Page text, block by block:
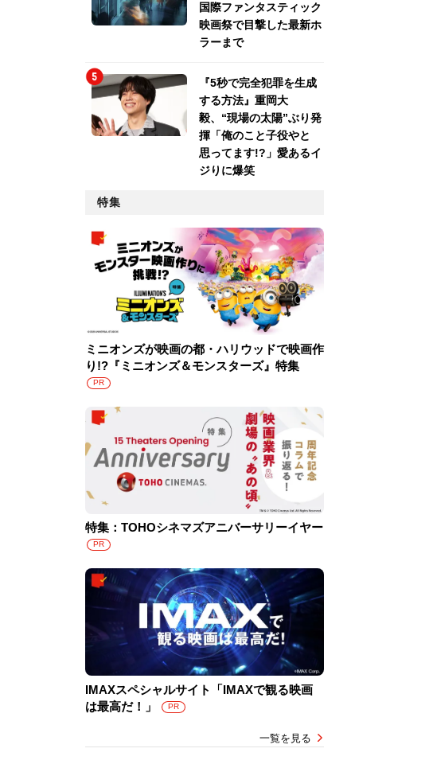
国際ファンタスティック
映画祭で目撃した最新ホ
ラーまで
『5秒で完全犯罪を生成
する方法』重岡大
毅、“現場の太陽”ぶり発
揮「俺のこと子役やと
思ってます!?」愛あるイ
ジりに爆笑
特集
ミニオンズが映画の都・ハリウッドで映画作
り!?『ミニオンズ＆モンスターズ』特集
PR
特集：TOHOシネマズアニバーサリーイヤー
PR
IMAXスペシャルサイト「IMAXで観る映画
は最高だ！」
PR
一覧を見る